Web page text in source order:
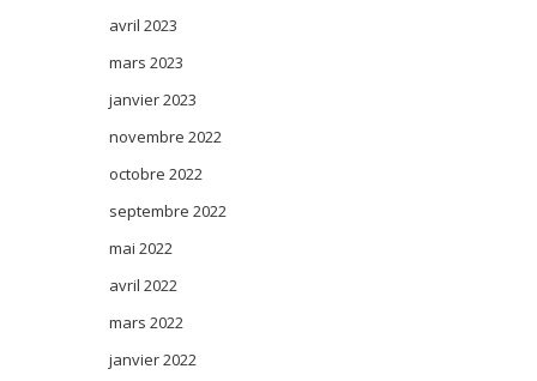
avril 2023
mars 2023
janvier 2023
novembre 2022
octobre 2022
septembre 2022
mai 2022
avril 2022
mars 2022
janvier 2022